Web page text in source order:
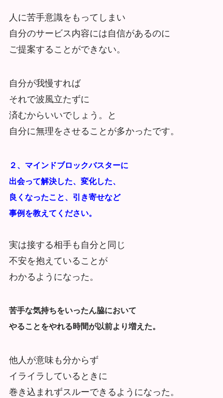
人に苦手意識をもってしまい
自分のサービス内容には自信があるのに
ご提案することができない。
自分が我慢すれば
それで波風立たずに
済むからいいでしょう。と
自分に無理をさせることが多かったです。
２、マインドブロックバスターに
出会って解決した、変化した、
良くなったこと、引き寄せなど
事例を教えてください。
実は接する相手も自分と同じ
不安を抱えていることが
わかるようになった。
苦手な気持ちをいったん脇において
やることをやれる時間が以前より増えた。
他人が意味も分からず
イライラしているときに
巻き込まれずスルーできるようになった。